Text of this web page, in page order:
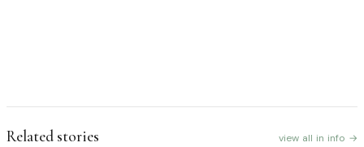
Related stories view all in info →